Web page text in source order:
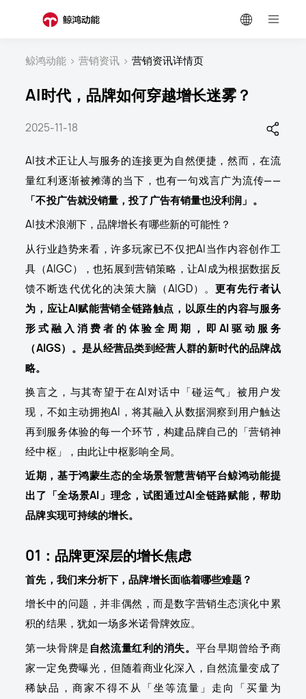
鲸鸿动能 > 营销资讯 > 营销资讯详情页
AI时代，品牌如何穿越增长迷雾？
2025-11-18
AI技术正让人与服务的连接更为自然便捷，然而，在流
量红利逐渐被摊薄的当下，也有一句戏言广为流传——
「不投广告就没销量，投了广告有销量也没利润」。
AI技术浪潮下，品牌增长有哪些新的可能性？
从行业趋势来看，许多玩家已不仅把AI当作内容创作工
具（AIGC），也拓展到营销策略，让AI成为根据数据反
馈不断迭代优化的决策大脑（AIGD）。更有先行者认
为，应让AI赋能营销全链路触点，以原生的内容与服务
形式融入消费者的体验全周期，即AI驱动服务
（AIGS）。是从经营品类到经营人群的新时代的品牌战
略。
换言之，与其寄望于在AI对话中「碰运气」被用户发
现，不如主动拥抱AI，将其融入从数据洞察到用户触达
再到服务体验的每一个环节，构建品牌自己的「营销神
经中枢」，由此让中枢影响全局。
近期，基于鸿蒙生态的全场景智慧营销平台鲸鸿动能提
出了「全场景AI」理念，试图通过AI全链路赋能，帮助
品牌实现可持续的增长。
01：品牌更深层的增长焦虑
首先，我们来分析下，品牌增长面临着哪些难题？
增长中的问题，并非偶然，而是数字营销生态演化中累
积的结果，犹如一场多米诺骨牌效应。
第一块骨牌是自然流量红利的消失。 平台早期曾给予商
家一定免费曝光，但随着商业化深入，自然流量变成了
稀缺品，商家不得不从「坐等流量」走向「买量为